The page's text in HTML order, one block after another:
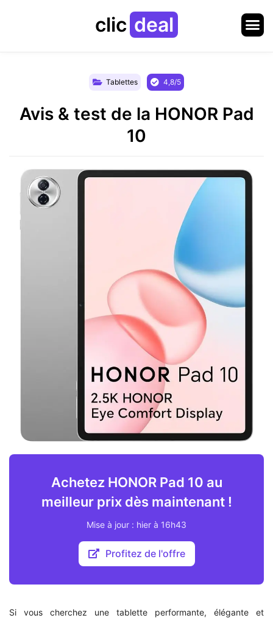
clic deal
Tablettes 4,8/5
Avis & test de la HONOR Pad
10
Achetez HONOR Pad 10 au
meilleur prix dès maintenant !
Mise à jour : hier à 16h43
Profitez de l'offre
Si vous cherchez une tablette performante, élégante et